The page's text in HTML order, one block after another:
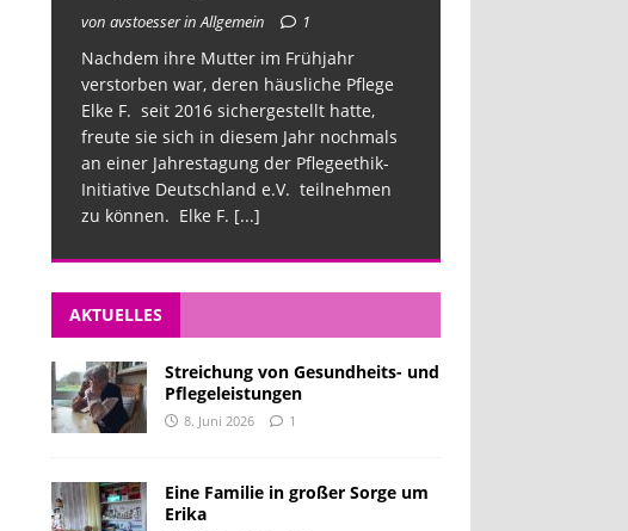
von avstoesser in Allgemein 1
Nachdem ihre Mutter im Frühjahr
verstorben war, deren häusliche Pflege
Elke F. seit 2016 sichergestellt hatte,
freute sie sich in diesem Jahr nochmals
an einer Jahrestagung der Pflegeethik-
Initiative Deutschland e.V. teilnehmen
zu können. Elke F. [...]
AKTUELLES
Streichung von Gesundheits- und
Pflegeleistungen
8. Juni 2026 1
Eine Familie in großer Sorge um
Erika